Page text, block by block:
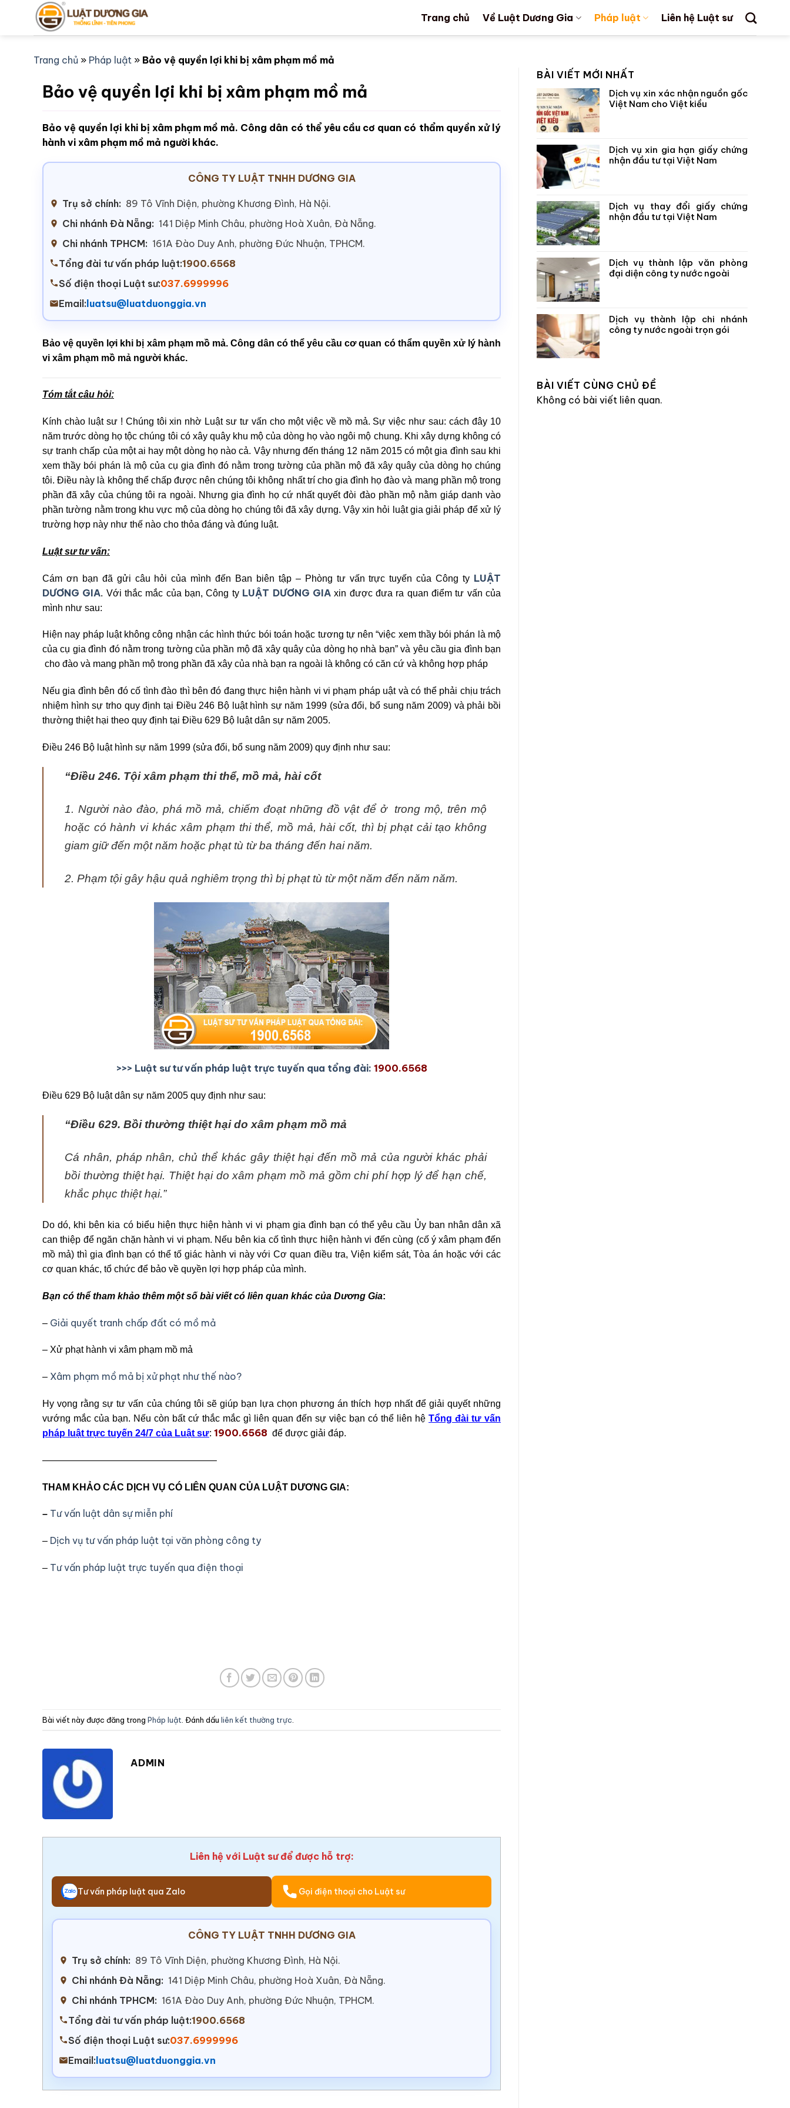
Trang chủ Về Luật Dương Gia Pháp luật Liên hệ Luật sư
Trang chủ » Pháp luật » Bảo vệ quyền lợi khi bị xâm phạm mồ mả
Bảo vệ quyền lợi khi bị xâm phạm mồ mả
Bảo vệ quyền lợi khi bị xâm phạm mồ mả. Công dân có thể yêu cầu cơ quan có thẩm quyền xử lý
hành vi xâm phạm mồ mả người khác.
CÔNG TY LUẬT TNHH DƯƠNG GIA
Trụ sở chính: 89 Tô Vĩnh Diện, phường Khương Đình, Hà Nội.
Chi nhánh Đà Nẵng: 141 Diệp Minh Châu, phường Hoà Xuân, Đà Nẵng.
Chi nhánh TPHCM: 161A Đào Duy Anh, phường Đức Nhuận, TPHCM.
Tổng đài tư vấn pháp luật:1900.6568
Số điện thoại Luật sư:037.6999996
Email: luatsu@luatduonggia.vn
Bảo vệ quyền lợi khi bị xâm phạm mồ mả. Công dân có thể yêu cầu cơ quan có thẩm quyền xử lý hành
vi xâm phạm mồ mả người khác.
Tóm tắt câu hỏi:
Kính chào luật sư ! Chúng tôi xin nhờ Luật sư tư vấn cho một việc về mồ mả. Sự việc như sau: cách đây 10
năm trước dòng họ tộc chúng tôi có xây quây khu mộ của dòng họ vào ngôi mộ chung. Khi xây dựng không có
sự tranh chấp của một ai hay một dòng họ nào cả. Vậy nhưng đến tháng 12 năm 2015 có một gia đình sau khi
xem thầy bói phán là mộ của cụ gia đình đó nằm trong tường của phần mộ đã xây quây của dòng họ chúng
tôi. Điều này là không thể chấp được nên chúng tôi không nhất trí cho gia đình họ đào và mang phần mộ trong
phần đã xây của chúng tôi ra ngoài. Nhưng gia đình họ cứ nhất quyết đòi đào phần mộ nằm giáp danh vào
phần tường nằm trong khu vực mộ của dòng họ chúng tôi đã xây dựng. Vậy xin hỏi luật gia giải pháp để xử lý
trường hợp này như thế nào cho thỏa đáng và đúng luật.
Luật sư tư vấn:
Cám ơn bạn đã gửi câu hỏi của mình đến Ban biên tập – Phòng tư vấn trực tuyến của Công ty LUẬT
DƯƠNG GIA. Với thắc mắc của bạn, Công ty LUẬT DƯƠNG GIAxin được đưa ra quan điểm tư vấn của
mình như sau:
Hiện nay pháp luật không công nhận các hình thức bói toán hoặc tương tự nên “việc xem thầy bói phán là mộ
của cụ gia đình đó nằm trong tường của phần mộ đã xây quây của dòng họ nhà bạn” và yêu cầu gia đình bạn
cho đào và mang phần mộ trong phần đã xây của nhà bạn ra ngoài là không có căn cứ và không hợp pháp
Nếu gia đình bên đó cố tình đào thì bên đó đang thực hiện hành vi vi phạm pháp uật và có thể phải chịu trách
nhiệm hình sự trho quy định tại Điều 246 Bộ luật hình sự năm 1999 (sửa đổi, bổ sung năm 2009) và phải bồi
thường thiệt hại theo quy định tại Điều 629 Bộ luật dân sự năm 2005.
Điều 246 Bộ luật hình sự năm 1999 (sửa đổi, bổ sung năm 2009) quy định như sau:
“Điều 246. Tội xâm phạm thi thể, mồ mả, hài cốt
1. Người nào đào, phá mồ mả, chiếm đoạt những đồ vật để ở trong mộ, trên mộ
hoặc có hành vi khác xâm phạm thi thể, mồ mả, hài cốt, thì bị phạt cải tạo không
giam giữ đến một năm hoặc phạt tù từ ba tháng đến hai năm.
2. Phạm tội gây hậu quả nghiêm trọng thì bị phạt tù từ một năm đến năm năm.
>>> Luật sư tư vấn pháp luật trực tuyến qua tổng đài: 1900.6568
Điều 629 Bộ luật dân sự năm 2005 quy định như sau:
“Điều 629. Bồi thường thiệt hại do xâm phạm mồ mả
Cá nhân, pháp nhân, chủ thể khác gây thiệt hại đến mồ mả của người khác phải
bồi thường thiệt hại. Thiệt hại do xâm phạm mồ mả gồm chi phí hợp lý để hạn chế,
khắc phục thiệt hại.”
Do dó, khi bên kia có biểu hiện thực hiện hành vi vi phạm gia đình bạn có thể yêu cầu Ủy ban nhân dân xã
can thiệp để ngăn chặn hành vi vi phạm. Nếu bên kia cố tình thực hiện hành vi đến cùng (cố ý xâm phạm đến
mồ mả) thì gia đình bạn có thể tố giác hành vi này với Cơ quan điều tra, Viện kiểm sát, Tòa án hoặc với các
cơ quan khác, tổ chức để bảo về quyền lợi hợp pháp của mình.
Bạn có thể tham khảo thêm một số bài viết có liên quan khác của Dương Gia:
– Giải quyết tranh chấp đất có mồ mả
– Xử phạt hành vi xâm phạm mồ mả
– Xâm phạm mồ mả bị xử phạt như thế nào?
Hy vọng rằng sự tư vấn của chúng tôi sẽ giúp bạn lựa chọn phương án thích hợp nhất để giải quyết những
vướng mắc của bạn. Nếu còn bất cứ thắc mắc gì liên quan đến sự việc bạn có thể liên hệ Tổng đài tư vấn
pháp luật trực tuyến 24/7 của Luật sư: 1900.6568 để được giải đáp.
——————————————————–
THAM KHẢO CÁC DỊCH VỤ CÓ LIÊN QUAN CỦA LUẬT DƯƠNG GIA:
– Tư vấn luật dân sự miễn phí
– Dịch vụ tư vấn pháp luật tại văn phòng công ty
– Tư vấn pháp luật trực tuyến qua điện thoại
Bài viết này được đăng trong Pháp luật . Đánh dấu liên kết thường trực
ADMIN
Liên hệ với Luật sư để được hỗ trợ:
Tư vấn pháp luật qua Zalo Gọi điện thoại cho Luật sư
CÔNG TY LUẬT TNHH DƯƠNG GIA
Trụ sở chính: 89 Tô Vĩnh Diện, phường Khương Đình, Hà Nội.
Chi nhánh Đà Nẵng: 141 Diệp Minh Châu, phường Hoà Xuân, Đà Nẵng.
Chi nhánh TPHCM: 161A Đào Duy Anh, phường Đức Nhuận, TPHCM.
Tổng đài tư vấn pháp luật:1900.6568
Số điện thoại Luật sư:037.6999996
Email: luatsu@luatduonggia.vn
BÀI VIẾT MỚI NHẤT
Dịch vụ xin xác nhận nguồn gốc
Việt Nam cho Việt kiều
Dịch vụ xin gia hạn giấy chứng
nhận đầu tư tại Việt Nam
Dịch vụ thay đổi giấy chứng
nhận đầu tư tại Việt Nam
Dịch vụ thành lập văn phòng
đại diện công ty nước ngoài
Dịch vụ thành lập chi nhánh
công ty nước ngoài trọn gói
BÀI VIẾT CÙNG CHỦ ĐỀ
Không có bài viết liên quan.